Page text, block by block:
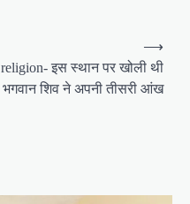
religion- इस स्थान पर खोली थी
भगवान शिव ने अपनी तीसरी आंख
⟶